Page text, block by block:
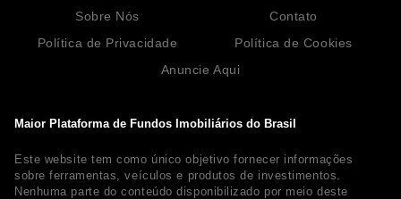
Maior Plataforma de Fundos Imobiliários do Brasil
Este website tem como único objetivo fornecer informações
sobre ferramentas, veículos e produtos de investimentos.
Nenhuma parte do conteúdo disponibilizado por meio deste
Sobre Nós
Contato
Política de Privacidade
Política de Cookies
Anuncie Aqui